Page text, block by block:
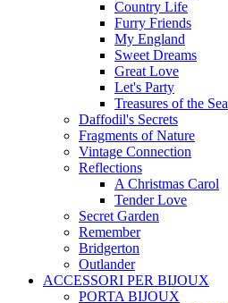
Country Life
Furry Friends
My England
Sweet Dreams
Great Love
Let's Party
Treasures of the Sea
Daffodil's Secrets
Fragments of Nature
Vintage Connection
Reflections
A Christmas Carol
Tender Love
Secret Garden
Remember
Bridgerton
Outlander
ACCESSORI PER BIJOUX
PORTA BIJOUX